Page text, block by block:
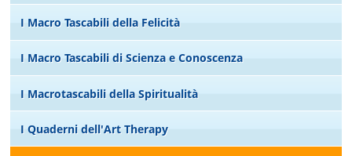
I Macro Tascabili della Felicità
I Macro Tascabili di Scienza e Conoscenza
I Macrotascabili della Spiritualità
I Quaderni dell'Art Therapy